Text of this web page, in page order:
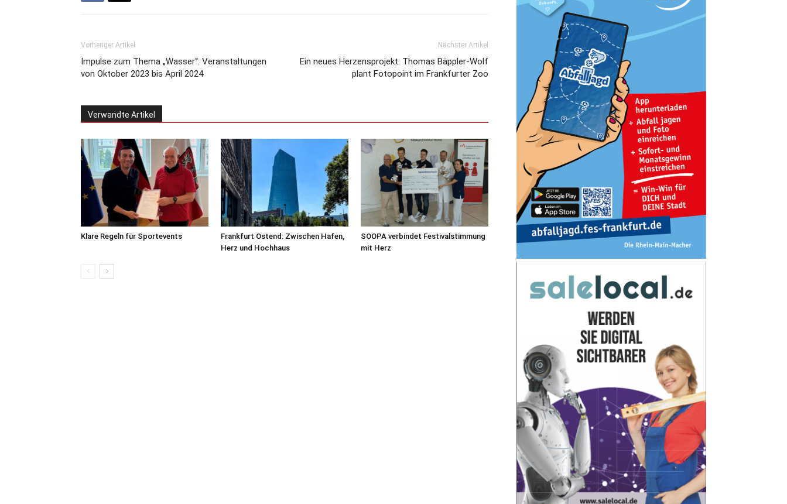
Vorheriger Artikel
Impulse zum Thema „Wasser“: Veranstaltungen
von Oktober 2023 bis April 2024
Nächster Artikel
Ein neues Herzensprojekt: Thomas Bäppler-Wolf
plant Fotopoint im Frankfurter Zoo
Verwandte Artikel
Klare Regeln für Sportevents
Frankfurt Ostend: Zwischen Hafen,
Herz und Hochhaus
SOOPA verbindet Festivalstimmung
mit Herz